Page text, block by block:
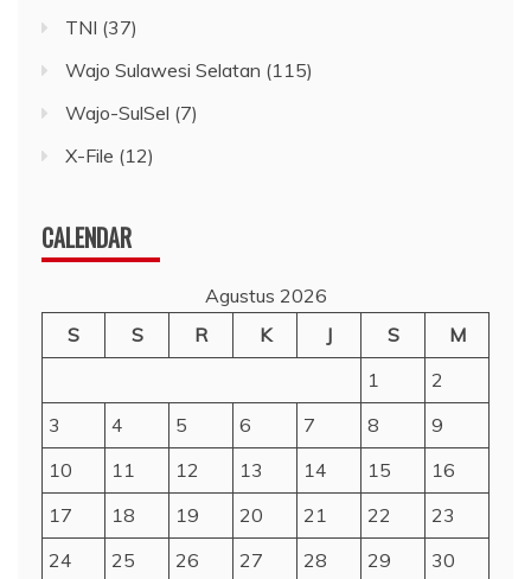
TNI (37)
Wajo Sulawesi Selatan (115)
Wajo-SulSel (7)
X-File (12)
CALENDAR
Agustus 2026
S
S R K J S
M
1
2
3
4 5 6 7 8
9
10
11 12 13 14 15
16
17
18 19 20 21 22
23
24
25 26 27 28 29
30